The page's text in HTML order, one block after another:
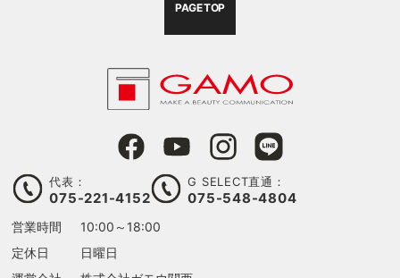
PAGE TOP
代表：
075-221-4152
G SELECT直通：
075-548-4804
営業時間
10:00～18:00
定休日
日曜日